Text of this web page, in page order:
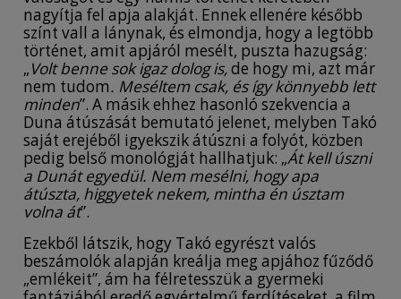
nagyítja fel apja alakját. Ennek ellenére később
színt vall a lánynak, és elmondja, hogy a legtöbb
történet, amit apjáról mesélt, puszta hazugság:
„Volt benne sok igaz dolog is,de hogy mi, azt már
nem tudom. Meséltem csak, és így könnyebb lett
minden”. A másik ehhez hasonló szekvencia a
Duna átúszását bemutató jelenet, melyben Takó
saját erejéből igyekszik átúszni a folyót, közben
pedig belső monológját hallhatjuk: „Át kell úszni
a Dunát egyedül. Nem mesélni, hogy apa
átúszta, higgyetek nekem, mintha én úsztam
volna át”.
Ezekből látszik, hogy Takó egyrészt valós
beszámolók alapján kreálja meg apjához fűződő
„emlékeit”, ám ha félretesszük a gyermeki